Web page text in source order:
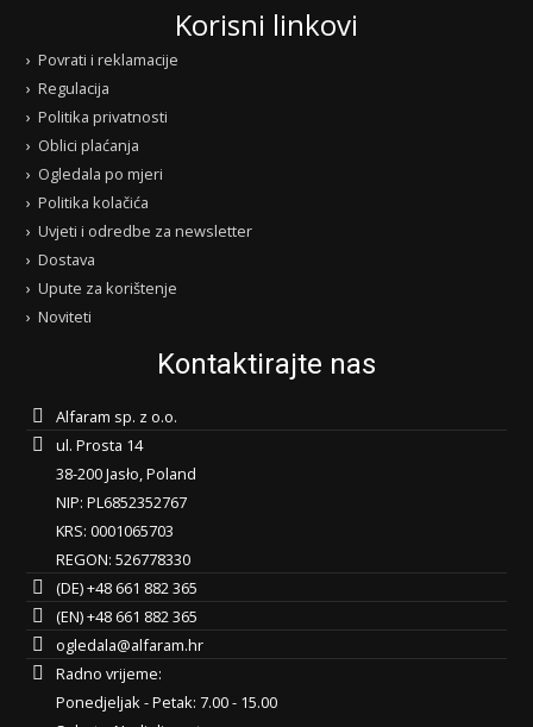
Korisni linkovi
Povrati i reklamacije
Regulacija
Politika privatnosti
Oblici plaćanja
Ogledala po mjeri
Politika kolačića
Uvjeti i odredbe za newsletter
Dostava
Upute za korištenje
Noviteti
Kontaktirajte nas
Alfaram sp. z o.o.
ul. Prosta 14
38-200 Jasło, Poland
NIP: PL6852352767
KRS: 0001065703
REGON: 526778330
(DE) +48 661 882 365
(EN) +48 661 882 365
ogledala@alfaram.hr
Radno vrijeme:
Ponedjeljak - Petak: 7.00 - 15.00